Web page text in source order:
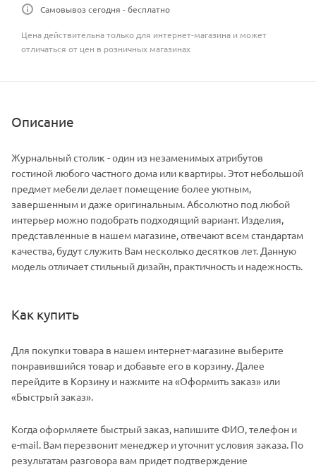
Самовывоз сегодня - бесплатно
Цена действительна только для интернет-магазина и может
отличаться от цен в розничных магазинах
Описание
Журнальный столик - один из незаменимых атрибутов
гостиной любого частного дома или квартиры. Этот небольшой
предмет мебели делает помещение более уютным,
завершенным и даже оригинальным. Абсолютно под любой
интерьер можно подобрать подходящий вариант. Изделия,
представленные в нашем магазине, отвечают всем стандартам
качества, будут служить Вам несколько десятков лет. Данную
модель отличает стильный дизайн, практичность и надежность.
Как купить
Для покупки товара в нашем интернет-магазине выберите
понравившийся товар и добавьте его в корзину. Далее
перейдите в Корзину и нажмите на «Оформить заказ» или
«Быстрый заказ».
Когда оформляете быстрый заказ, напишите ФИО, телефон и
e-mail. Вам перезвонит менеджер и уточнит условия заказа. По
результатам разговора вам придет подтверждение